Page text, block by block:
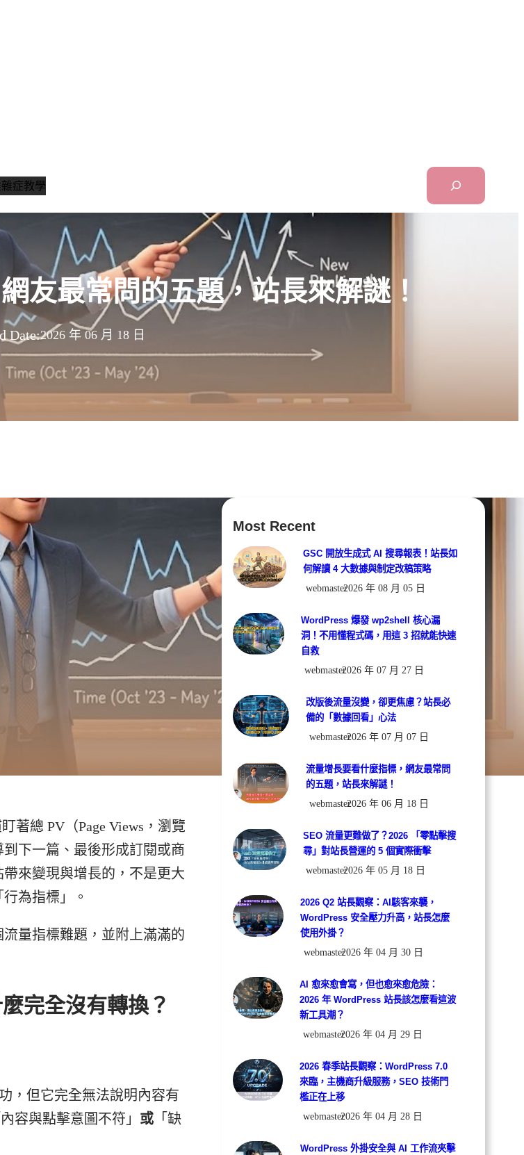
症教學
Search
友最常問的五題，站長來解謎！
Date:2026 年 06 月 18 日
著總 PV（Page Views，瀏覽
下一篇、最後形成訂閱或商
來變現與增長的，不是更大
為指標」。
量指標難題，並附上滿滿的
完全沒有轉換？
，但它完全無法說明內容有
容與點擊意圖不符」 或 「缺
Most Recent
GSC 開放生成式 AI 搜尋報表！站長如
何解讀 4 大數據與制定改稿策略
webmaster2026 年 08 月 05 日
WordPress 爆發 wp2shell 核心漏
洞！不用懂程式碼，用這 3 招就能快速
自救
webmaster2026 年 07 月 27 日
改版後流量沒變，卻更焦慮？站長必
備的「數據回看」心法
webmaster2026 年 07 月 07 日
流量增長要看什麼指標，網友最常問
的五題，站長來解謎！
webmaster2026 年 06 月 18 日
SEO 流量更難做了？2026 「零點擊搜
尋」對站長營運的 5 個實際衝擊
webmaster2026 年 05 月 18 日
2026 Q2 站長觀察：AI駭客來襲，
WordPress 安全壓力升高，站長怎麼
使用外掛？
webmaster2026 年 04 月 30 日
AI 愈來愈會寫，但也愈來愈危險：
2026 年 WordPress 站長該怎麼看這波
新工具潮？
webmaster2026 年 04 月 29 日
2026 春季站長觀察：WordPress 7.0
來臨，主機商升級服務，SEO 技術門
檻正在上移
webmaster2026 年 04 月 28 日
WordPress 外掛安全與 AI 工作流夾擊